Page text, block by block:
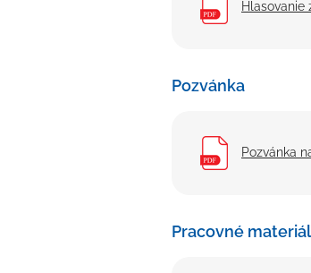
Hlasovanie
Pozvánka
Pozvánka
Pracovné